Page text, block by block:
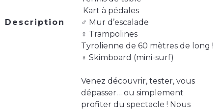
Description
️ Kart à pédales
‍♂️ Mur d’escalade
‍♀️ Trampolines
Tyrolienne de 60 mètres de long !
‍♀️ Skimboard (mini-surf)
Venez découvrir, tester, vous
dépasser… ou simplement
profiter du spectacle ! Nous